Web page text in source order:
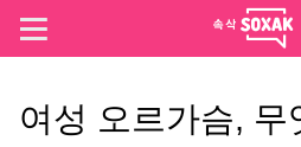
여성 오르가슴, 무